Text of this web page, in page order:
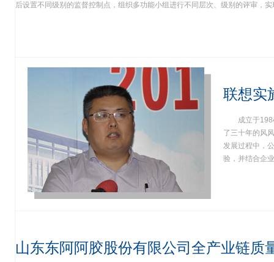
后设置不同级别的监督控制点，组织多功能小组进行不同层次、级别的评审，
联想实
成立于
了三十年的风
发展过程中，
验，并结合企
山东东阿阿胶股份有限公司全产业链质